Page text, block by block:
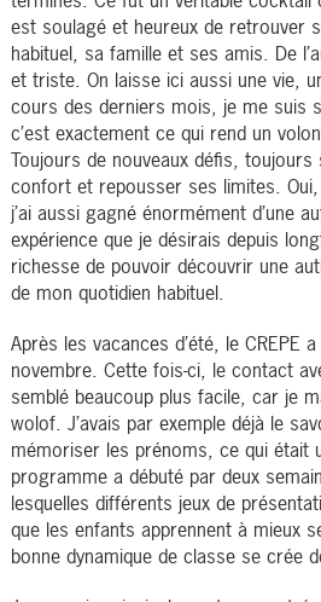
est soulagé et heureux de retrouver
habituel, sa famille et ses amis. De
et triste. On laisse ici aussi une vie,
cours des derniers mois, je me suis
c’est exactement ce qui rend un
Toujours de nouveaux défis,
confort et repousser ses limites. Oui,
j’ai aussi gagné énormément d’une
expérience que je désirais depuis
richesse de pouvoir découvrir une
de mon quotidien habituel.
Après les vacances d’été, le CREPE
novembre. Cette fois-ci, le contact
semblé beaucoup plus facile, car je
wolof. J’avais par exemple déjà le
mémoriser les prénoms, ce qui était
programme a débuté par deux
lesquelles différents jeux de
que les enfants apprennent à mieux
bonne dynamique de classe se crée